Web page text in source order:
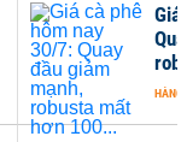
HÀNG